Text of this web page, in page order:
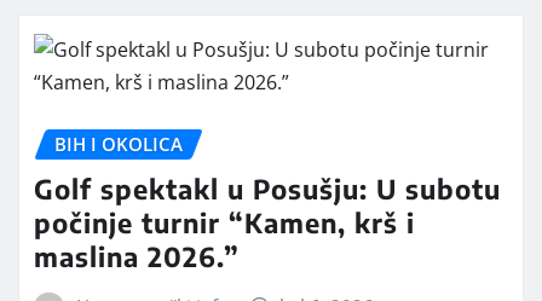
BIH I OKOLICA
Golf spektakl u Posušju: U subotu
počinje turnir “Kamen, krš i
maslina 2026.”